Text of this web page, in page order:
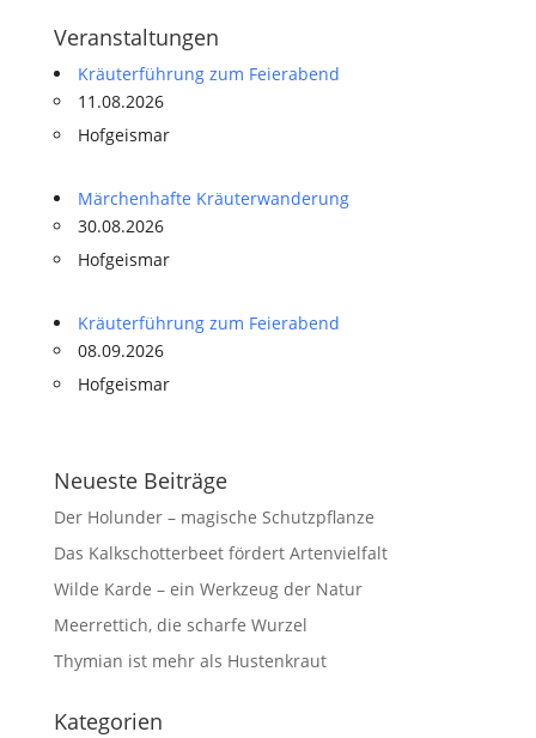
Veranstaltungen
Kräuterführung zum Feierabend
11.08.2026
Hofgeismar
Märchenhafte Kräuterwanderung
30.08.2026
Hofgeismar
Kräuterführung zum Feierabend
08.09.2026
Hofgeismar
Neueste Beiträge
Der Holunder – magische Schutzpflanze
Das Kalkschotterbeet fördert Artenvielfalt
Wilde Karde – ein Werkzeug der Natur
Meerrettich, die scharfe Wurzel
Thymian ist mehr als Hustenkraut
Kategorien